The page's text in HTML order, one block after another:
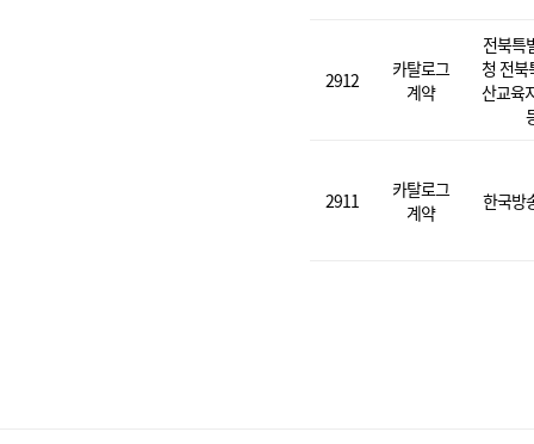
2912
카탈로그
계약
전북특
청 전북
산교육
2911
카탈로그
계약
한국방